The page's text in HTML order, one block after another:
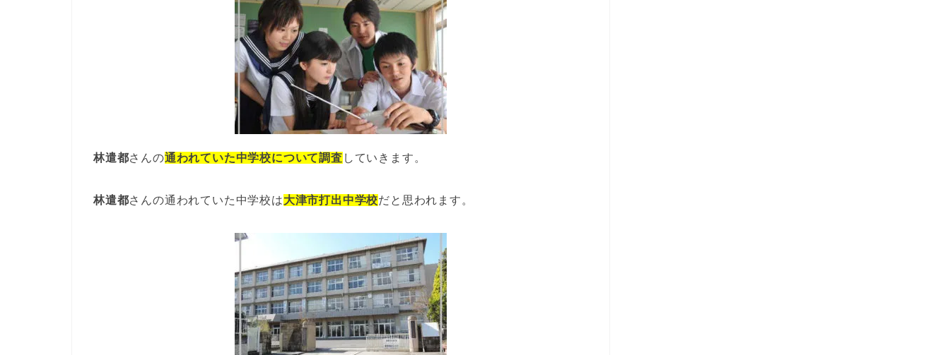
林遣都さんの通われていた中学校について調査 していきます。
林遣都さんの通われていた中学校は大津市打出中学校だと思われます。